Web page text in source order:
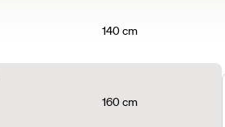
140 cm
160 cm